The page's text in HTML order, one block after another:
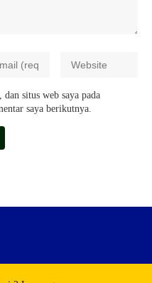
situs web saya pada
saya berikutnya.